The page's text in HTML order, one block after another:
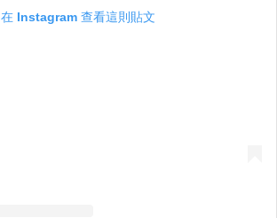
在 Instagram 查看這則貼文